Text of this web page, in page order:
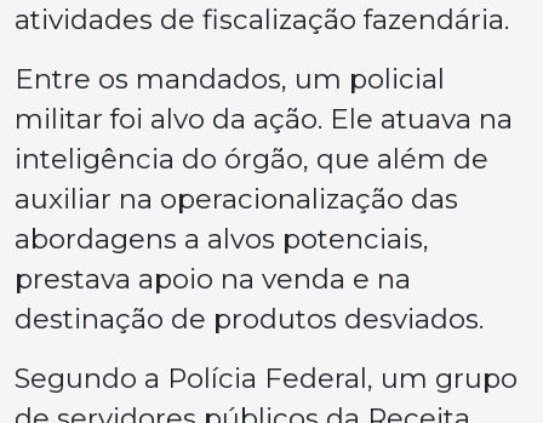
atividades de fiscalização fazendária.
Entre os mandados, um policial
militar foi alvo da ação. Ele atuava na
inteligência do órgão, que além de
auxiliar na operacionalização das
abordagens a alvos potenciais,
prestava apoio na venda e na
destinação de produtos desviados.
Segundo a Polícia Federal, um grupo